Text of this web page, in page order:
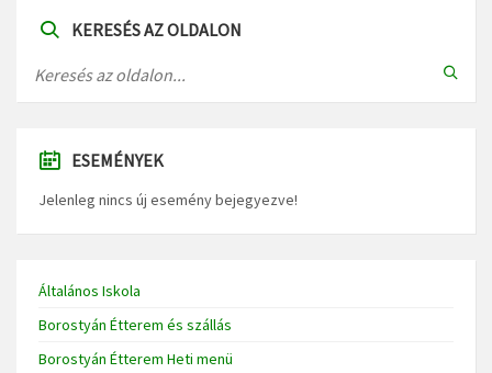
KERESÉS AZ OLDALON
ESEMÉNYEK
Jelenleg nincs új esemény bejegyezve!
Általános Iskola
Borostyán Étterem és szállás
Borostyán Étterem Heti menü